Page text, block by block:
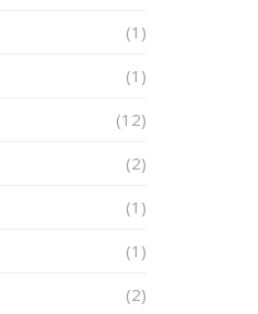
(1)
(1)
(12)
(2)
(1)
(1)
(2)